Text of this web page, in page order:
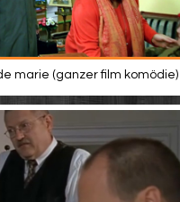
marie (ganzer film komödie)